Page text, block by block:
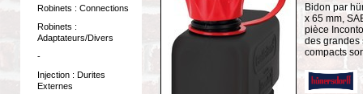
Robinets : Connections
Robinets :
Adaptateurs/Divers
-
Injection : Durites
Externes
Bidon par
x 65 mm,
pièce
des grandes
compacts